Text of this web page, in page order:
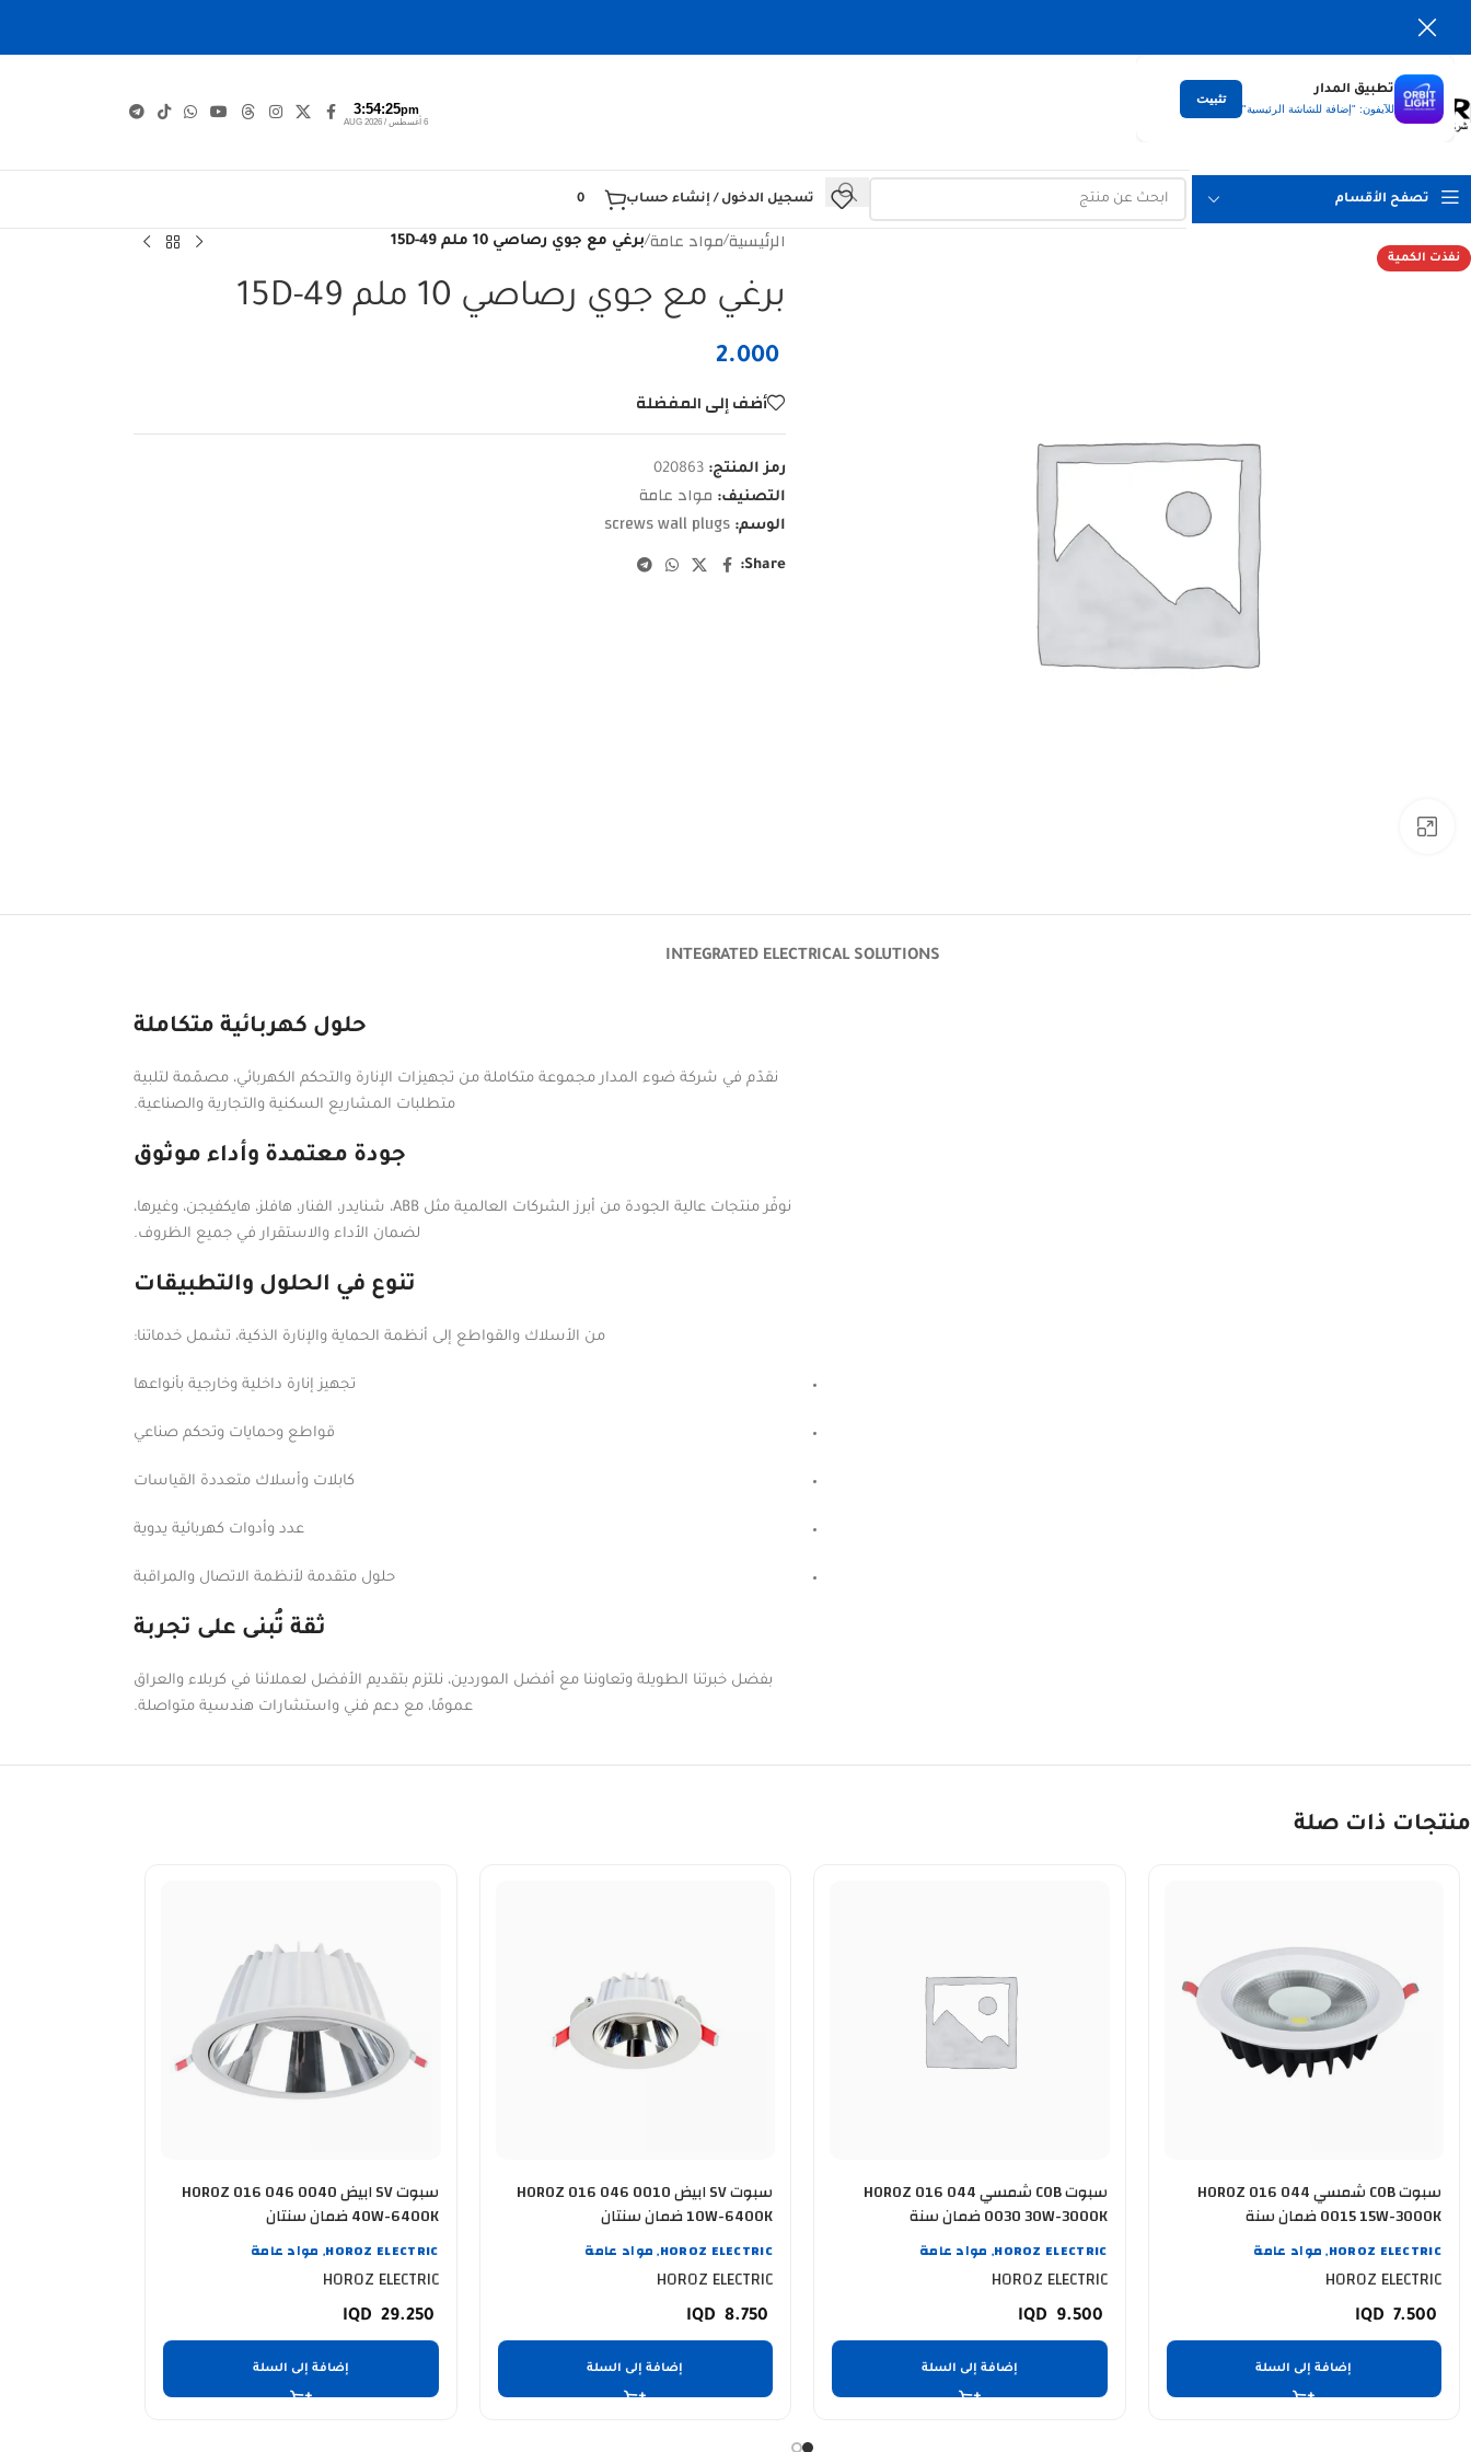
تطبيق المدار
للآيفون: "إضافة للشاشة الرئيسية"
تثبيت التوصيل
لكل العراق
3:54:26pm
6 أغسطس / AUG 2026
تصفح الأقسام تسجيل الدخول / إنشاء حساب 0
نفذت الكمية
الرئيسية/مواد عامة/برغي مع جوي رصاصي 10 ملم 15D-49
برغي مع جوي رصاصي 10 ملم 15D-49
2.000
أضف إلى المفضلة
رمز المنتج: 020863
التصنيف: مواد عامة
الوسم: screws wall plugs
Share:
INTEGRATED ELECTRICAL SOLUTIONS
حلول كهربائية متكاملة
نقدّم في شركة ضوء المدار مجموعة متكاملة من تجهيزات الإنارة والتحكم الكهربائي، مصمّمة لتلبية
متطلبات المشاريع السكنية والتجارية والصناعية.
جودة معتمدة وأداء موثوق
نوفّر منتجات عالية الجودة من أبرز الشركات العالمية مثل ABB، شنايدر، الفنار، هافلز، هايكفيجن، وغيرها،
لضمان الأداء والاستقرار في جميع الظروف.
تنوع في الحلول والتطبيقات
من الأسلاك والقواطع إلى أنظمة الحماية والإنارة الذكية، تشمل خدماتنا:
تجهيز إنارة داخلية وخارجية بأنواعها
قواطع وحمايات وتحكم صناعي
كابلات وأسلاك متعددة القياسات
عدد وأدوات كهربائية يدوية
حلول متقدمة لأنظمة الاتصال والمراقبة
ثقة تُبنى على تجربة
بفضل خبرتنا الطويلة وتعاوننا مع أفضل الموردين، نلتزم بتقديم الأفضل لعملائنا في كربلاء والعراق
عمومًا، مع دعم فني واستشارات هندسية متواصلة.
منتجات ذات صلة
سبوت COB شمسي HOROZ 016 044
0015 15W-3000K ضمان سنة
HOROZ ELECTRIC
, مواد عامة
HOROZ ELECTRIC
7.500
إضافة إلى السلة
سبوت COB شمسي HOROZ 016 044
0030 30W-3000K ضمان سنة
HOROZ ELECTRIC
, مواد عامة
HOROZ ELECTRIC
9.500
إضافة إلى السلة
سبوت SV ابيض HOROZ 016 046 0010
10W-6400K ضمان سنتان
HOROZ ELECTRIC
, مواد عامة
HOROZ ELECTRIC
8.750
إضافة إلى السلة
سبوت SV ابيض HOROZ 016 046 0040
40W-6400K ضمان سنتان
HOROZ ELECTRIC
, مواد عامة
HOROZ ELECTRIC
29.250
إضافة إلى السلة